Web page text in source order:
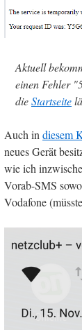
Aktuell
einen Fehler
dieStartseite
Auch indiesem
neues Gerät
wie ich
Vorab-SMS
Vodafone